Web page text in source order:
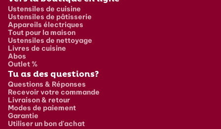
Ustensiles de cuisine
Ustensiles de pâtisserie
Appareils électriques
Tout pour la maison
Ustensiles de nettoyage
Livres de cuisine
Abos
Outlet %
Tu as des questions?
Questions & Réponses
Recevoir votre commande
Livraison & retour
Modes de paiement
Garantie
Utiliser un bon d'achat